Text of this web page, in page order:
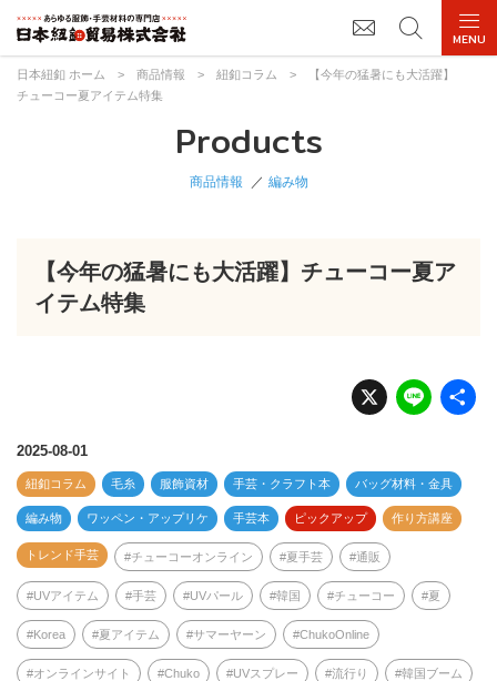
日本紐釦 ホーム > 商品情報 > 紐釦コラム >
【今年の猛暑にも大活躍】
チューコー夏アイテム特集
Products
商品情報 編み物
【今年の猛暑にも大活躍】チューコー夏ア
イテム特集
X Li
n
2025-08-01
紐釦コラム 毛糸 服飾資材 手芸・クラフト本 バッグ材料・金具
編み物 ワッペン・アップリケ 手芸本 ピックアップ 作り方講座
トレンド手芸 チューコーオンライン 夏手芸 通販
UVアイテム 手芸 UVパール 韓国 チューコー 夏
Korea 夏アイテム サマーヤーン ChukoOnline
オンラインサイト Chuko UVスプレー 流行り 韓国ブーム